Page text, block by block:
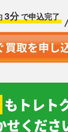
￥9,400
みだ 旧G-1
￥
ピカチュウV(SR
SI 415/414
ーex MC
デデンネGX
￥7,100
SM8a
￥
フシギバナ＆ツタ
ャGX
3分 で申込完了
もトレト
せくださ